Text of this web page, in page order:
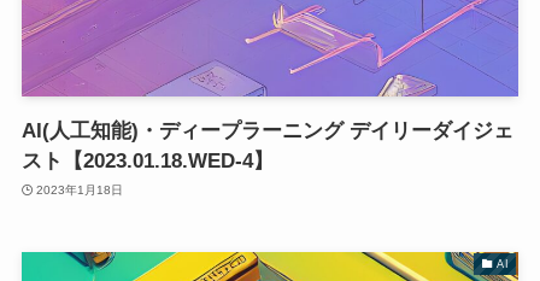
AI(人工知能)・ディープラーニング デイリーダイジェ
スト【2023.01.18.WED-4】
2023年1月18日
AI